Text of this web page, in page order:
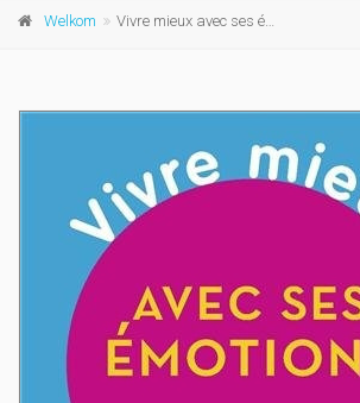
Welkom Vivre mieux avec ses émotions